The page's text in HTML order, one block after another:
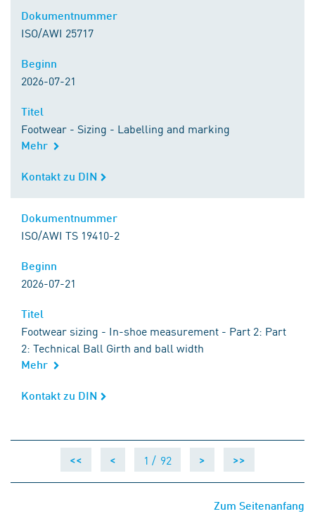
Dokumentnummer
ISO/AWI 25717
Beginn
2026-07-21
Titel
Footwear - Sizing - Labelling and marking
Mehr
Kontakt zu DIN
Kontakt zu DIN
Dokumentnummer
ISO/AWI TS 19410-2
Beginn
2026-07-21
Titel
Footwear sizing - In-shoe measurement - Part 2: Part
2: Technical Ball Girth and ball width
Mehr
Kontakt zu DIN
Kontakt zu DIN
<< < 1 / 92 > >>
Zum Seitenanfang